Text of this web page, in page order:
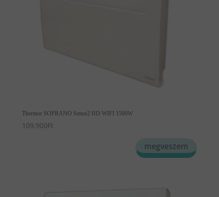
Thermor SOPRANO Sense2 HD WIFI 1500W
109,900Ft
megveszem